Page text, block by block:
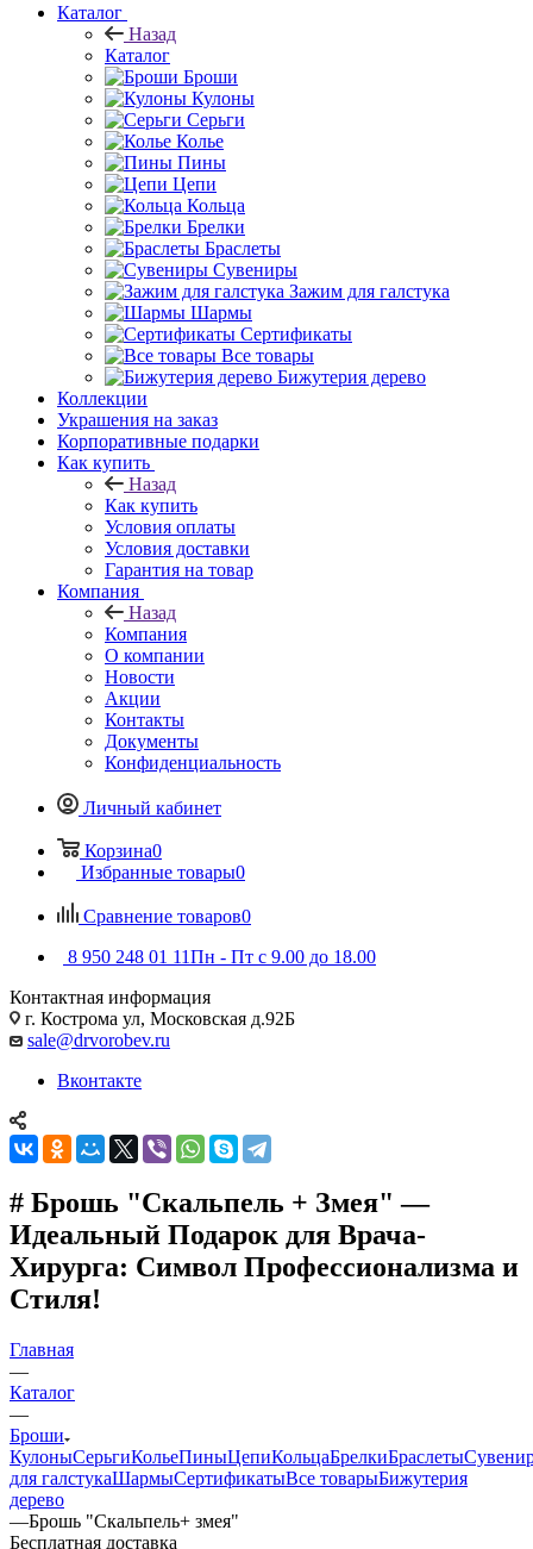
Каталог
Назад
Каталог
Броши
Кулоны
Серьги
Колье
Пины
Цепи
Кольца
Брелки
Браслеты
Сувениры
Зажим для галстука
Шармы
Сертификаты
Все товары
Бижутерия дерево
Коллекции
Украшения на заказ
Корпоративные подарки
Как купить
Назад
Как купить
Условия оплаты
Условия доставки
Гарантия на товар
Компания
Назад
Компания
О компании
Новости
Акции
Контакты
Документы
Конфиденциальность
Личный кабинет
Корзина0
Избранные товары0
Сравнение товаров0
8 950 248 01 11Пн - Пт с 9.00 до 18.00
Контактная информация
г. Кострома ул, Московская д.92Б
sale@drvorobev.ru
Вконтакте
# Брошь "Скальпель + Змея" —
Идеальный Подарок для Врача-
Хирурга: Символ Профессионализма и
Стиля!
Главная
—
Каталог
—
Броши
КулоныСерьгиКольеПиныЦепиКольцаБрелкиБраслеты
для галстукаШармыСертификатыВсе товарыБижутерия
дерево
—Брошь "Скальпель+ змея"
Бесплатная доставка